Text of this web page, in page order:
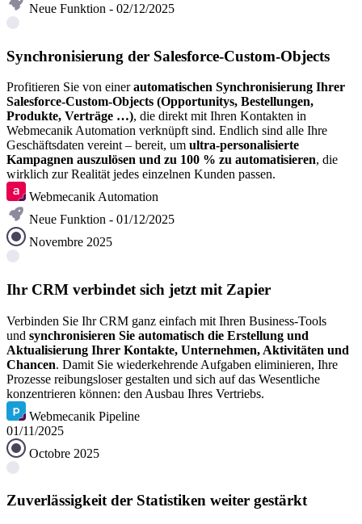
Neue Funktion - 02/12/2025
Synchronisierung der Salesforce-Custom-Objects
Profitieren Sie von einerautomatischen Synchronisierung Ihrer
Salesforce-Custom-Objects (Opportunitys, Bestellungen,
Produkte, Verträge …), die direkt mit Ihren Kontakten in
Webmecanik Automation verknüpft sind. Endlich sind alle Ihre
Geschäftsdaten vereint – bereit, um ultra-personalisierte
Kampagnen auszulösen und zu 100 % zu automatisieren, die
wirklich zur Realität jedes einzelnen Kunden passen.
Webmecanik Automation
Neue Funktion - 01/12/2025
Novembre 2025
Ihr CRM verbindet sich jetzt mit Zapier
Verbinden Sie Ihr CRM ganz einfach mit Ihren Business-Tools
und synchronisieren Sie automatisch die Erstellung und
Aktualisierung Ihrer Kontakte, Unternehmen, Aktivitäten und
Chancen. Damit Sie wiederkehrende Aufgaben eliminieren, Ihre
Prozesse reibungsloser gestalten und sich auf das Wesentliche
konzentrieren können: den Ausbau Ihres Vertriebs.
Webmecanik Pipeline
01/11/2025
Octobre 2025
Zuverlässigkeit der Statistiken weiter gestärkt